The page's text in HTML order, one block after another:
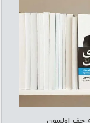
جف اولسون